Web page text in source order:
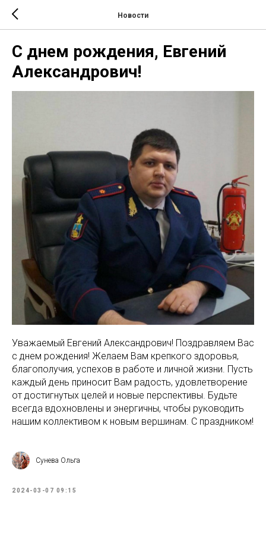
Новости
С днем рождения, Евгений
Александрович!
Уважаемый Евгений Александрович! Поздравляем Вас
с днем рождения! Желаем Вам крепкого здоровья,
благополучия, успехов в работе и личной жизни. Пусть
каждый день приносит Вам радость, удовлетворение
от достигнутых целей и новые перспективы. Будьте
всегда вдохновлены и энергичны, чтобы руководить
нашим коллективом к новым вершинам. С праздником!
Сунева Ольга
2024-03-07 09:15